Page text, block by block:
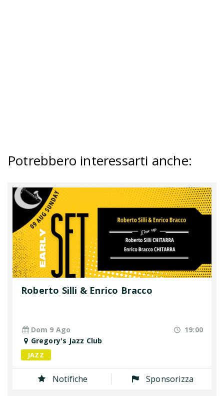
Potrebbero interessarti anche:
Roberto Silli & Enrico Bracco
Dom 9 Ago
19:00
Gregory's Jazz Club
JAZZ
Notifiche Sponsorizza